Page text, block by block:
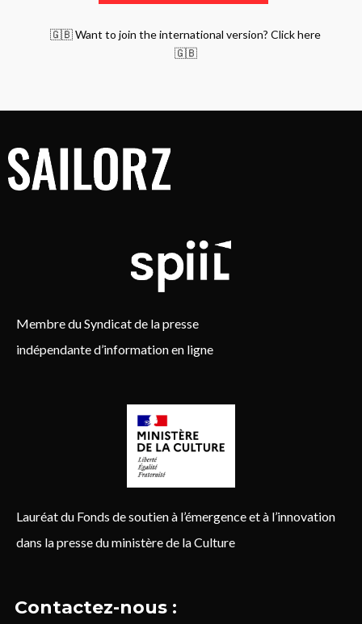
🇬🇧 Want to join the international version? Click here
🇬🇧
Membre du Syndicat de la presse
indépendante d’information en ligne
Lauréat du Fonds de soutien à l’émergence et à l’innovation
dans la presse du ministère de la Culture
Contactez-nous :